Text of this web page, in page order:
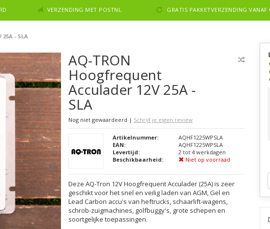
VERZENDING MET POSTNL GRATIS PAKKETVERZENDING VANAF
- SLA
AQ-TRON
Hoogfrequent
Acculader 12V 25A -
SLA
Nog niet gewaardeerd | Schrijf je eigen review
Artikelnummer:
AQHF1225WPSLA
EAN:
AQHF1225WPSLA
Levertijd:
2 tot 4 werkdagen
Beschikbaarheid:
Niet op voorraad
Deze AQ-Tron 12V Hoogfrequent Acculader (25A) is zeer
geschikt voor het snel en veilig laden van AGM, Gel en
Lead Carbon accu's van heftrucks, schaarlift-wagens,
schrob-zuigmachines, golfbuggy's, grote schepen en
soortgelijke toepassingen.